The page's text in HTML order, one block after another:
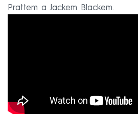
Prattem a Jackem Blackem.